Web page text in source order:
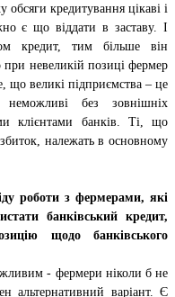
кредитування цікаві і
є що віддати в заставу. І
кредит, тим більше він
невеликій позиці фермер
що великі підприємства – це
неможливі без зовнішніх
клієнтами банків. Ті, що
належать в основному
роботи з фермерами, які
банківський кредит,
щодо банківського
- фермери ніколи б не
альтернативний варіант. Є